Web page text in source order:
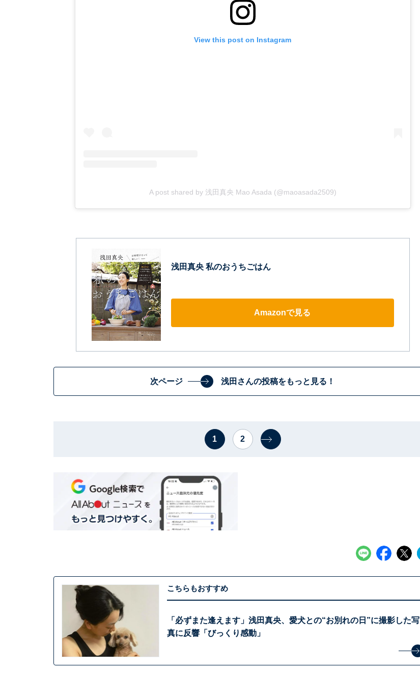
View this post on Instagram
A post shared by 浅田真央 Mao Asada (@maoasada2509)
浅田真央 私のおうちごはん
Amazonで見る
次ページ 浅田さんの投稿をもっと見る！
1 2
こちらもおすすめ
「必ずまた逢えます」浅田真央、愛犬との“お別れの日”に撮影した写
真に反響「びっくり感動」